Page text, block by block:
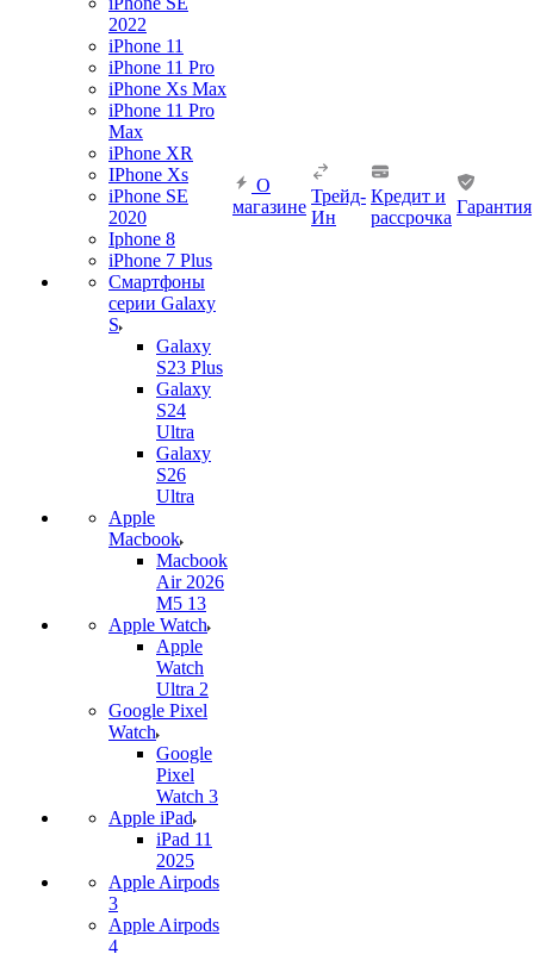
2022
iPhone 11
iPhone 11 Pro
iPhone Xs Max
iPhone 11 Pro
Max
iPhone XR
IPhone Xs
iPhone SE
2020
Iphone 8
iPhone 7 Plus
Смартфоны
серии Galaxy
S
Galaxy
S23 Plus
Galaxy
S24
Ultra
Galaxy
S26
Ultra
Apple
Macbook
Macbook
Air 2026
M5 13
Apple Watch
Apple
Watch
Ultra 2
Google Pixel
Watch
Google
Pixel
Watch 3
Apple iPad
iPad 11
2025
Apple Airpods
3
Apple Airpods
4
О
магазине
Трейд-
Ин
Кредит и
рассрочка
Гарантия